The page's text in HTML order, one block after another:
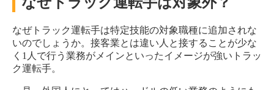
なぜトラック運転手は特定技能の対象職種に追加されな
いのでしょうか。接客業とは違い人と接することが少な
く1人で行う業務がメインといったイメージが強いトラッ
ク運転手。